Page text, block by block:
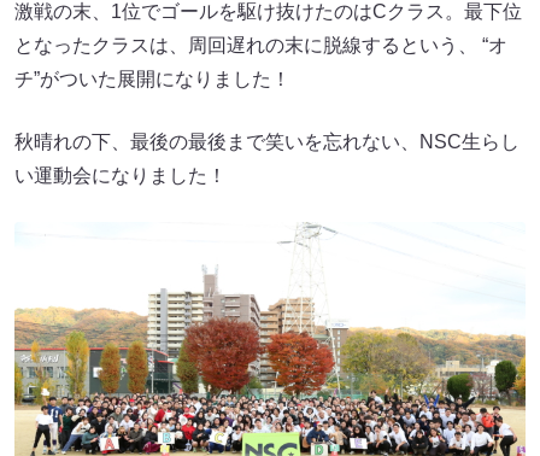
激戦の末、1位でゴールを駆け抜けたのはCクラス。最下位
となったクラスは、周回遅れの末に脱線するという、 “オ
チ”がついた展開になりました！
秋晴れの下、最後の最後まで笑いを忘れない、NSC生らし
い運動会になりました！